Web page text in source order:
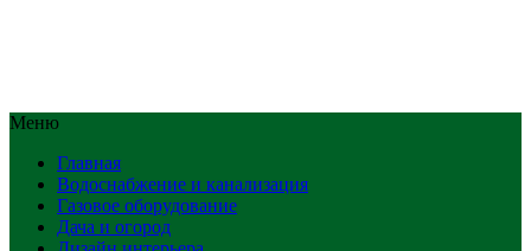
Меню
Главная
Водоснабжение и канализация
Газовое оборудование
Дача и огород